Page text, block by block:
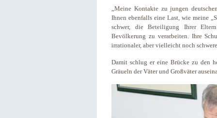
„Meine Kontakte zu jungen
Ihnen ebenfalls eine Last, wie meine
schwer, die Beteiligung Ihrer
Bevölkerung zu verarbeiten. Ihre
irrationaler, aber vielleicht noch
Damit schlug er eine Brücke zu den
Gräueln der Väter und Großväter